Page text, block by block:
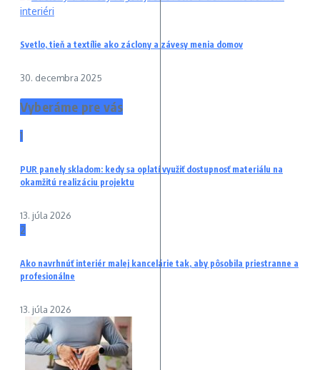
Svetlo, tieň a textílie ako záclony a závesy menia domov
30. decembra 2025
Vyberáme pre vás
1
PUR panely skladom: kedy sa oplatí využiť dostupnosť materiálu na
okamžitú realizáciu projektu
13. júla 2026
2
Ako navrhnúť interiér malej kancelárie tak, aby pôsobila priestranne a
profesionálne
13. júla 2026